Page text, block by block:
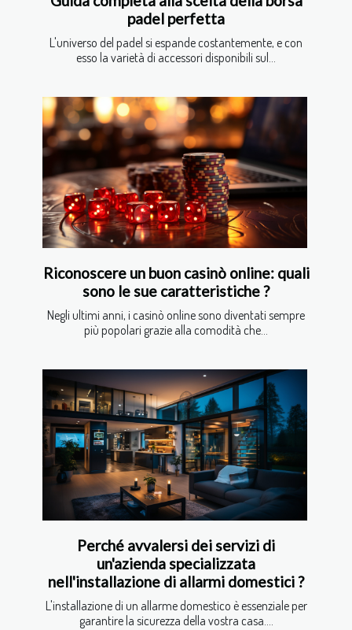
padel perfetta
L'universo del padel si espande costantemente, e con
esso la varietà di accessori disponibili sul...
Riconoscere un buon casinò online: quali
sono le sue caratteristiche ?
Negli ultimi anni, i casinò online sono diventati sempre
più popolari grazie alla comodità che...
Perché avvalersi dei servizi di
un'azienda specializzata
nell'installazione di allarmi domestici ?
L'installazione di un allarme domestico è essenziale per
garantire la sicurezza della vostra casa....